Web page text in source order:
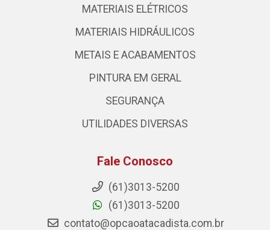
MATERIAIS ELÉTRICOS
MATERIAIS HIDRÁULICOS
METAIS E ACABAMENTOS
PINTURA EM GERAL
SEGURANÇA
UTILIDADES DIVERSAS
Fale Conosco
(61)3013-5200
(61)3013-5200
contato@opcaoatacadista.com.br